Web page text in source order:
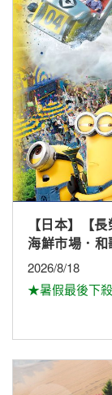
【日本】北海
2026/9/17
★長榮航空★